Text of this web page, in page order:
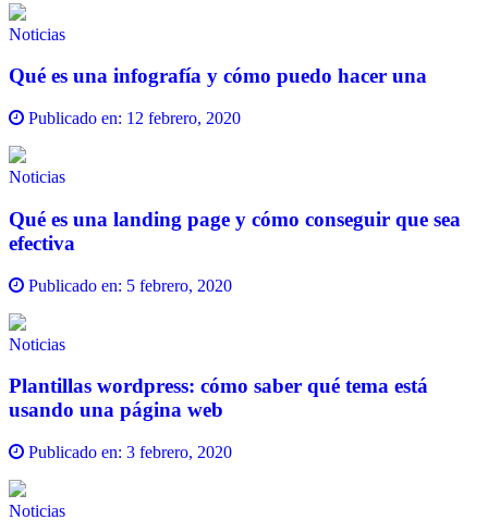
Noticias
Qué es una infografía y cómo puedo hacer una
Publicado en: 12 febrero, 2020
Noticias
Qué es una landing page y cómo conseguir que sea
efectiva
Publicado en: 5 febrero, 2020
Noticias
Plantillas wordpress: cómo saber qué tema está
usando una página web
Publicado en: 3 febrero, 2020
Noticias